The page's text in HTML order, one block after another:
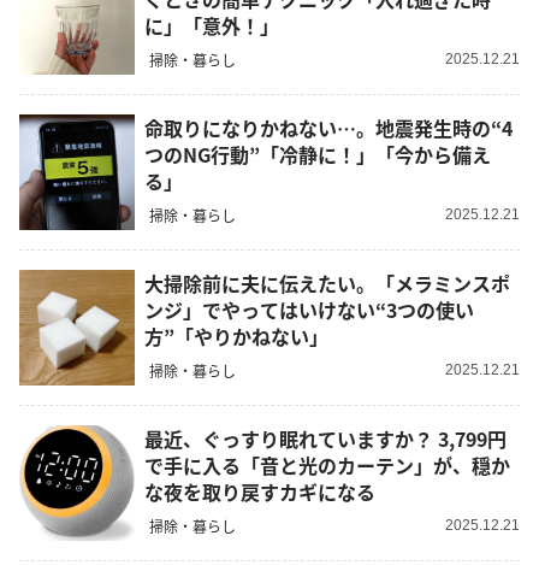
に」「意外！」
掃除・暮らし 2025.12.21
命取りになりかねない…。地震発生時の“4
つのNG行動”「冷静に！」「今から備え
る」
掃除・暮らし 2025.12.21
大掃除前に夫に伝えたい。「メラミンスポ
ンジ」でやってはいけない“3つの使い
方”「やりかねない」
掃除・暮らし 2025.12.21
最近、ぐっすり眠れていますか？ 3,799円
で手に入る「音と光のカーテン」が、穏か
な夜を取り戻すカギになる
掃除・暮らし 2025.12.21